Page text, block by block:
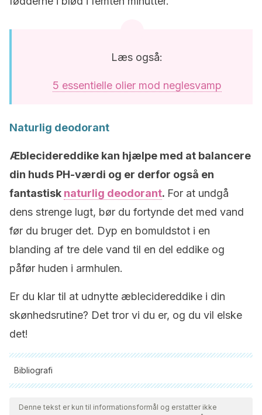
Læs også:
5 essentielle olier mod neglesvamp
Naturlig deodorant
Æblecidereddike kan hjælpe med at balancere
din huds PH-værdi og er derfor også en
fantastisk naturlig deodorant. For at undgå
dens strenge lugt, bør du fortynde det med vand
før du bruger det. Dyp en bomuldstot i en
blanding af tre dele vand til en del eddike og
påfør huden i armhulen.
Er du klar til at udnytte æblecidereddike i din
skønhedsrutine? Det tror vi du er, og du vil elske
det!
Bibliografi
Alle citerede kilder blev grundigt gennemgået af vores team
for at sikre deres kvalitet, pålidelighed, aktualitet og validitet.
Denne tekst er kun til informationsformål og erstatter ikke